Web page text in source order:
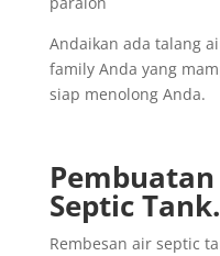
Andaikan ada talang
family Anda yang
siap menolong Anda.
Septic Tank.
Rembesan air septic